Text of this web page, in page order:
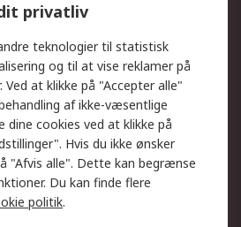
Teknisk Support
Eksportløsninger
Returnering
Spor min ordre
Betalingsmuligheder
Okdo
privatliv
teknologier til statistisk
og til at vise reklamer på
at klikke på "Accepter alle"
af ikke-væsentlige
dine cookies ved at klikke på
Hvis du ikke ønsker
"Afvis alle". Dette kan begrænse
Du kan finde flere
politik.